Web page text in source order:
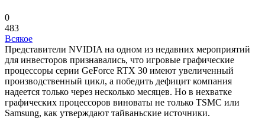
0
483
Всякое
Представители NVIDIA на одном из недавних мероприятий
для инвесторов признавались, что игровые графические
процессоры серии GeForce RTX 30 имеют увеличенный
производственный цикл, а победить дефицит компания
надеется только через несколько месяцев. Но в нехватке
графических процессоров виноваты не только TSMC или
Samsung, как утверждают тайваньские источники.